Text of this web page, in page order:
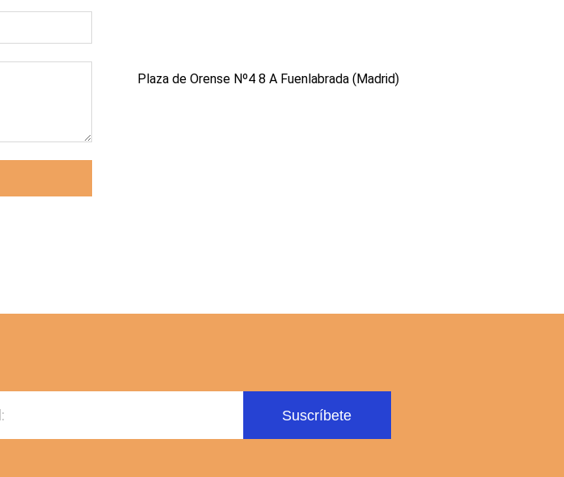
Plaza de Orense Nº4 8 A Fuenlabrada (Madrid)
Suscríbete